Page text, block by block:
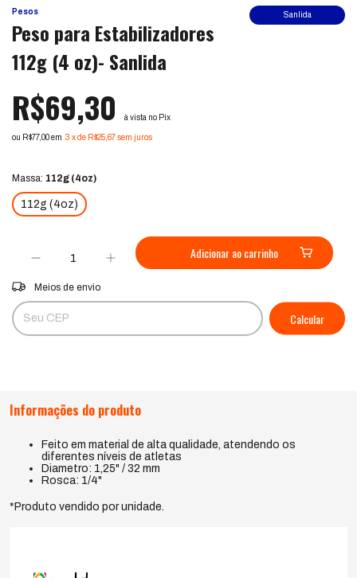
Pesos
Peso para Estabilizadores
112g (4 oz)- Sanlida
Sanlida
R$69,30 à vista no Pix
ou R$77,00 em 3 xde R$25,67sem juros
Massa: 112g (4oz)
112g (4oz)
Entregas para o CEP:
Meios de envio
Calcular
Informações do produto
Feito em material de alta qualidade, atendendo os
diferentes níveis de atletas
Diametro: 1,25" / 32 mm
Rosca: 1/4"
*Produto vendido por unidade.